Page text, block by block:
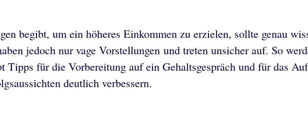
begibt, um ein höheres Einkommen zu erzielen, sollte genau
jedoch nur vage Vorstellungen und treten unsicher auf. So
Tipps für die Vorbereitung auf ein Gehaltsgespräch und für das
deutlich verbessern.